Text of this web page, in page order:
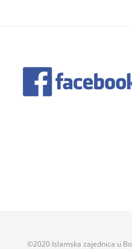
©2020 Islamska zajednica u